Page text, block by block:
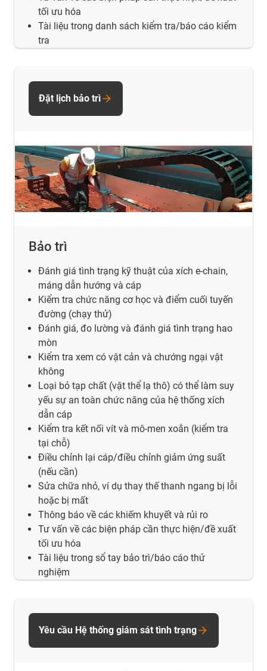
tối ưu hóa
Tài liệu trong danh sách kiểm tra/báo cáo kiểm
tra
Bảo trì
Đánh giá tình trạng kỹ thuật của xích e-chain,
máng dẫn hướng và cáp
Kiểm tra chức năng cơ học và điểm cuối tuyến
đường (chạy thử)
Đánh giá, đo lường và đánh giá tình trạng hao
mòn
Kiểm tra xem có vật cản và chướng ngại vật
không
Loại bỏ tạp chất (vật thể lạ thô) có thể làm suy
yếu sự an toàn chức năng của hệ thống xích
dẫn cáp
Kiểm tra kết nối vít và mô-men xoắn (kiểm tra
tại chỗ)
Điều chỉnh lại cáp/điều chỉnh giảm ứng suất
(nếu cần)
Sửa chữa nhỏ, ví dụ thay thế thanh ngang bị lỗi
hoặc bị mất
Thông báo về các khiếm khuyết và rủi ro
Tư vấn về các biện pháp cần thực hiện/đề xuất
tối ưu hóa
Tài liệu trong sổ tay bảo trì/báo cáo thử
nghiệm
Đặt lịch bảo trì
Yêu cầu Hệ thống giám sát tình trạng